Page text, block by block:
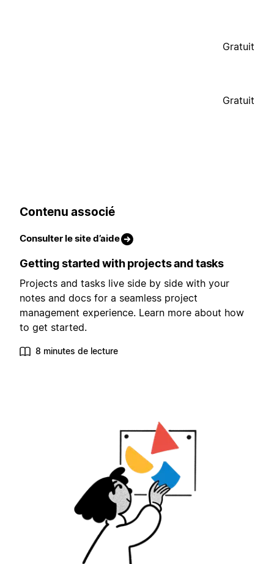
Gratuit
Gratuit
Contenu associé
Consulter le site d’aide
Getting started with projects and tasks
Projects and tasks live side by side with your
notes and docs for a seamless project
management experience. Learn more about how
to get started.
8 minutes de lecture